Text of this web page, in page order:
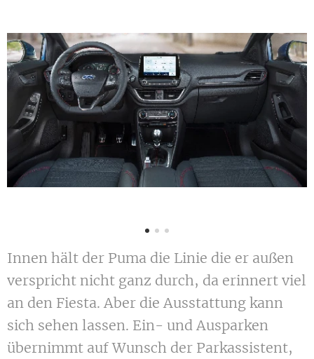
Innen hält der Puma die Linie die er außen
verspricht nicht ganz durch, da erinnert viel
an den Fiesta. Aber die Ausstattung kann
sich sehen lassen. Ein- und Ausparken
übernimmt auf Wunsch der Parkassistent,